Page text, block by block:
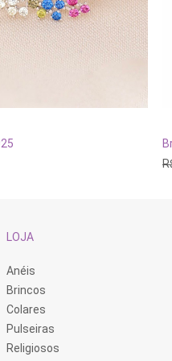
LOJA
Anéis
Brincos
Colares
Pulseiras
Religiosos